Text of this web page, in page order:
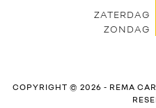
ZATERDAG
ZONDAG
COPYRIGHT © 2026 - REMA